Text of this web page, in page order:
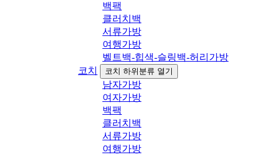
백팩
클러치백
서류가방
여행가방
벨트백-힙색-슬링백-허리가방
코치
코치 하위분류 열기
남자가방
여자가방
백팩
클러치백
서류가방
여행가방